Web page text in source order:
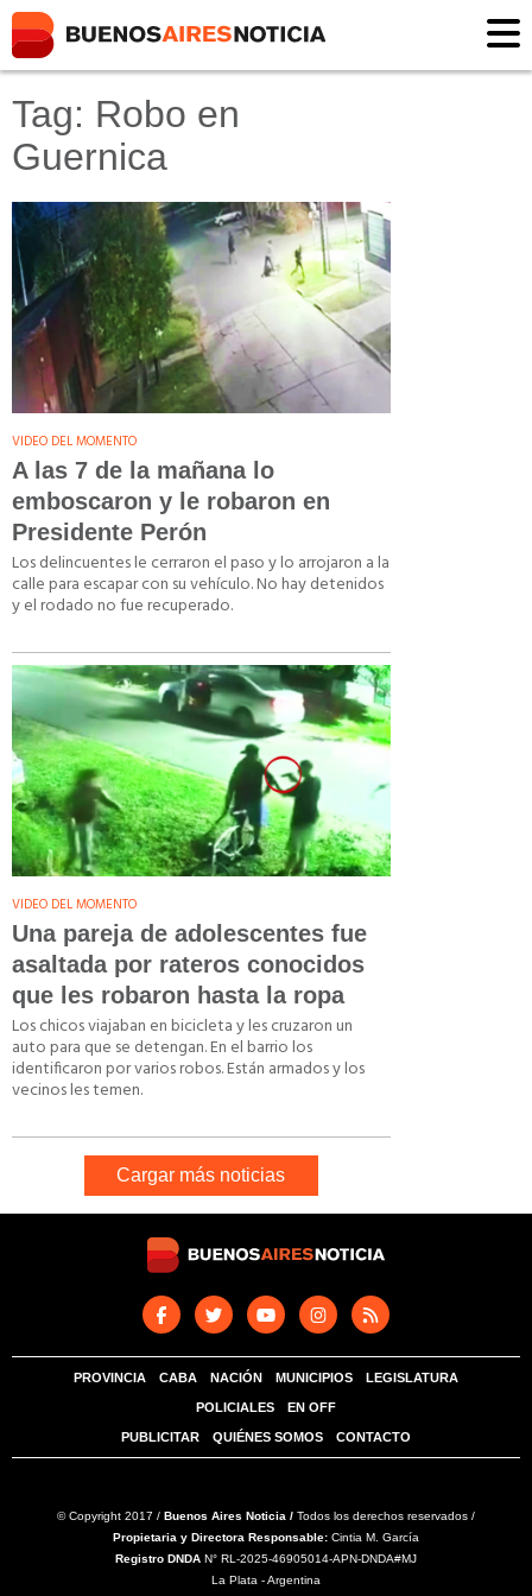
Tag: Robo en
Guernica
VIDEO DEL MOMENTO
A las 7 de la mañana lo
emboscaron y le robaron en
Presidente Perón
Los delincuentes le cerraron el paso y lo arrojaron a la
calle para escapar con su vehículo. No hay detenidos
y el rodado no fue recuperado.
VIDEO DEL MOMENTO
Una pareja de adolescentes fue
asaltada por rateros conocidos
que les robaron hasta la ropa
Los chicos viajaban en bicicleta y les cruzaron un
auto para que se detengan. En el barrio los
identificaron por varios robos. Están armados y los
vecinos les temen.
Cargar más noticias
PROVINCIA CABA NACIÓN MUNICIPIOS LEGISLATURA
POLICIALES EN OFF
PUBLICITAR QUIÉNES SOMOS CONTACTO
© Copyright 2017 / Buenos Aires Noticia / Todos los derechos reservados /
Propietaria y Directora Responsable: Cintia M. García
Registro DNDA N° RL-2025-46905014-APN-DNDA#MJ
La Plata - Argentina